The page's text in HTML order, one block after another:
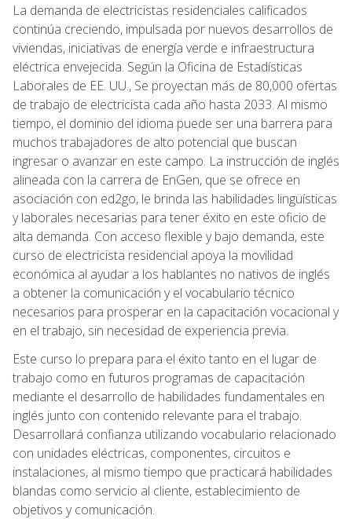
La demanda de electricistas residenciales calificados
continúa creciendo, impulsada por nuevos desarrollos de
viviendas, iniciativas de energía verde e infraestructura
eléctrica envejecida. Según la Oficina de Estadísticas
Laborales de EE. UU., Se proyectan más de 80,000 ofertas
de trabajo de electricista cada año hasta 2033. Al mismo
tiempo, el dominio del idioma puede ser una barrera para
muchos trabajadores de alto potencial que buscan
ingresar o avanzar en este campo. La instrucción de inglés
alineada con la carrera de EnGen, que se ofrece en
asociación con ed2go, le brinda las habilidades lingüísticas
y laborales necesarias para tener éxito en este oficio de
alta demanda. Con acceso flexible y bajo demanda, este
curso de electricista residencial apoya la movilidad
económica al ayudar a los hablantes no nativos de inglés
a obtener la comunicación y el vocabulario técnico
necesarios para prosperar en la capacitación vocacional y
en el trabajo, sin necesidad de experiencia previa.
Este curso lo prepara para el éxito tanto en el lugar de
trabajo como en futuros programas de capacitación
mediante el desarrollo de habilidades fundamentales en
inglés junto con contenido relevante para el trabajo.
Desarrollará confianza utilizando vocabulario relacionado
con unidades eléctricas, componentes, circuitos e
instalaciones, al mismo tiempo que practicará habilidades
blandas como servicio al cliente, establecimiento de
objetivos y comunicación.